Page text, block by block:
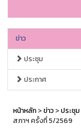
ข่าว
ประชุม
ประกาศ
หน้าหลัก>ข่าว>ประชุม
สภาฯ ครั้งที่ 5/2569